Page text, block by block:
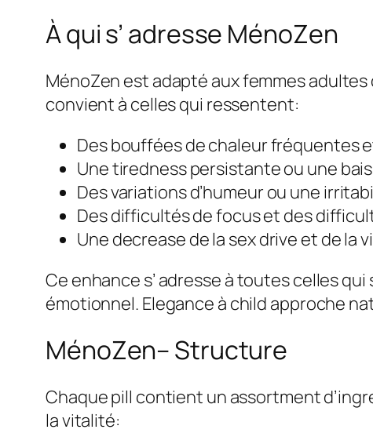
À qui s’ adresse MénoZen
MénoZen est adapté aux femmes
convient à celles qui ressentent:
Des bouffées de chaleur fréquentes
Une tiredness persistante ou une
Des variations d’humeur ou une
Des difficultés de focus et des
Une decrease de la sex drive et de la
Ce enhance s’ adresse à toutes celles
émotionnel. Elegance à child approche
MénoZen– Structure
Chaque pill contient un assortment
la vitalité: